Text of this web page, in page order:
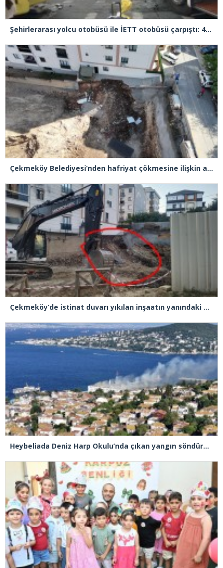
Şehirlerarası yolcu otobüsü ile İETT otobüsü çarpıştı: 4 yaralı
Çekmeköy Belediyesi’nden hafriyat çökmesine ilişkin açıklama
Çekmeköy’de istinat duvarı yıkılan inşaatın yanındaki 5 katlı bina boşaltıldı
Heybeliada Deniz Harp Okulu’nda çıkan yangın söndürüldü